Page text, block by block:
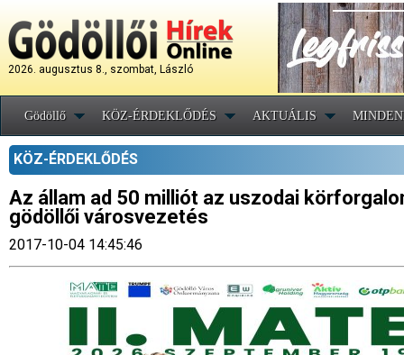
2026. augusztus 8., szombat, László
Gödöllő KÖZ-ÉRDEKLŐDÉS AKTUÁLIS
KÖZ-ÉRDEKLŐDÉS
Az állam ad 50 milliót az uszodai
gödöllői városvezetés
2017-10-04 14:45:46